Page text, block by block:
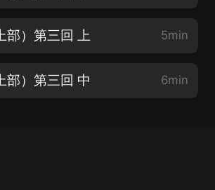
部）第三回 上 5min
部）第三回 中 6min